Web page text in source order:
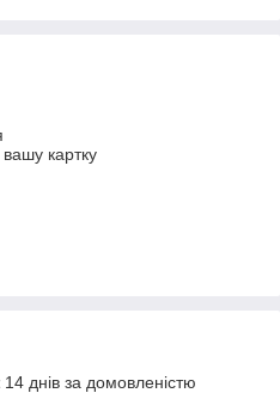
картку
днів за домовленістю